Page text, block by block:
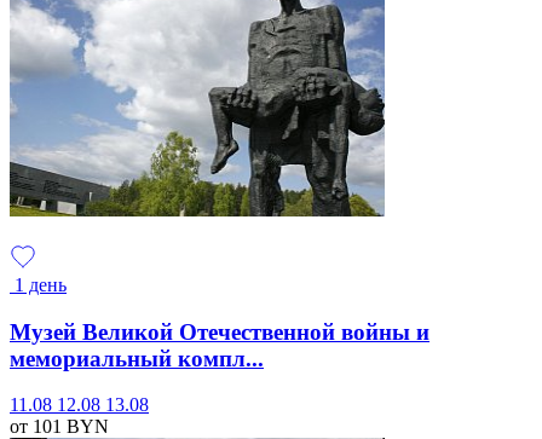
1 день
Музей Великой Отечественной войны и
мемориальный компл...
11.08 12.08 13.08
от 101 BYN